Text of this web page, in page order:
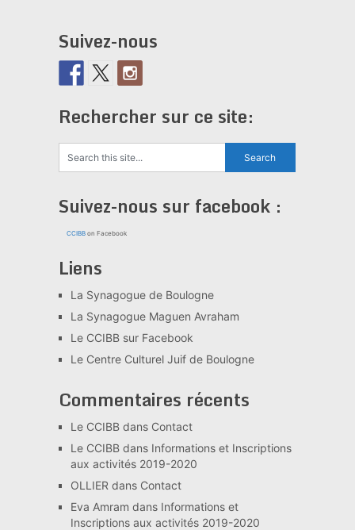
Suivez-nous
Rechercher sur ce site:
Suivez-nous sur facebook :
CCIBBon Facebook
Liens
La Synagogue de Boulogne
La Synagogue Maguen Avraham
Le CCIBB sur Facebook
Le Centre Culturel Juif de Boulogne
Commentaires récents
Le CCIBBdans Contact
Le CCIBBdans Informations et Inscriptions
aux activités 2019-2020
OLLIER dans Contact
Eva Amram dans Informations et
Inscriptions aux activités 2019-2020